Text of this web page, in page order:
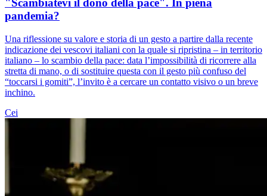
"Scambiatevi il dono della pace". In piena
pandemia?
Una riflessione su valore e storia di un gesto a partire dalla recente
indicazione dei vescovi italiani con la quale si ripristina – in territorio
italiano – lo scambio della pace: data l’impossibilità di ricorrere alla
stretta di mano, o di sostituire questa con il gesto più confuso del
“toccarsi i gomiti”, l’invito è a cercare un contatto visivo o un breve
inchino.
Cei